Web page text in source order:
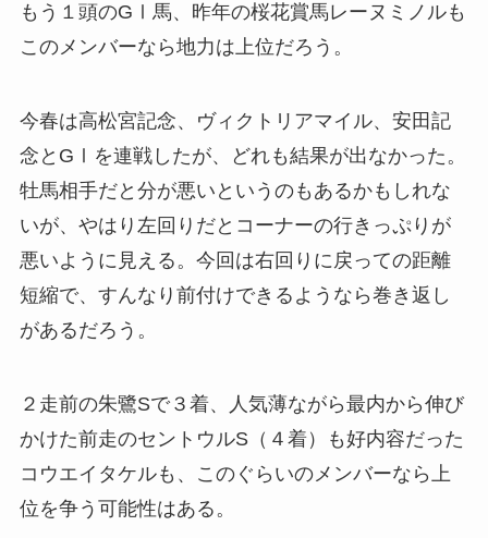
もう１頭のGⅠ馬、昨年の桜花賞馬レーヌミノルも
このメンバーなら地力は上位だろう。
今春は高松宮記念、ヴィクトリアマイル、安田記
念とGⅠを連戦したが、どれも結果が出なかった。
牡馬相手だと分が悪いというのもあるかもしれな
いが、やはり左回りだとコーナーの行きっぷりが
悪いように見える。今回は右回りに戻っての距離
短縮で、すんなり前付けできるようなら巻き返し
があるだろう。
２走前の朱鷺Sで３着、人気薄ながら最内から伸び
かけた前走のセントウルS（４着）も好内容だった
コウエイタケルも、このぐらいのメンバーなら上
位を争う可能性はある。